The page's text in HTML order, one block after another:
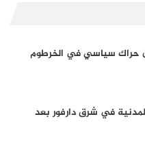
حراك سياسي في الخرطوم
في شرق دارفور بعد